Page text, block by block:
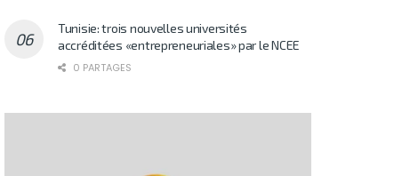
Tunisie: trois nouvelles universités
accréditées «entrepreneuriales» par le NCEE
0 PARTAGES